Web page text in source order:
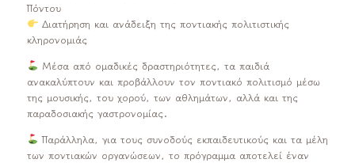
Πόντου
Διατήρηση και ανάδειξη της ποντιακής πολιτιστικής
κληρονομιάς
Μέσα από ομαδικές δραστηριότητες, τα παιδιά
ανακαλύπτουν και προβάλλουν τον ποντιακό πολιτισμό μέσω
της μουσικής, του χορού, των αθλημάτων, αλλά και της
παραδοσιακής γαστρονομίας.
Παράλληλα, για τους συνοδούς εκπαιδευτικούς και τα μέλη
των ποντιακών οργανώσεων, το πρόγραμμα αποτελεί έναν